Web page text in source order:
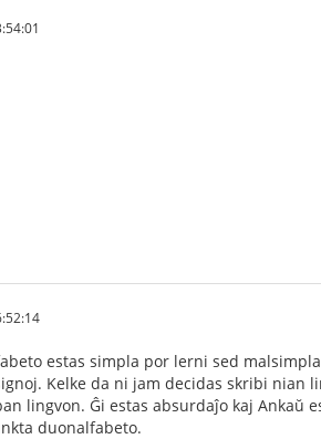
estas simpla por lerni sed
Kelke da ni jam decidas skribi nian
lingvon. Ĝi estas absurdaĵo kaj
duonalfabeto.